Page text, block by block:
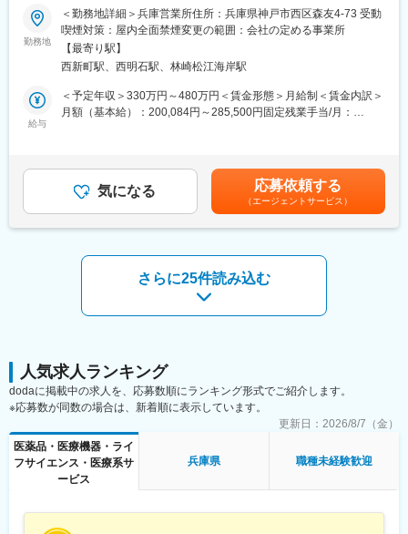
という方におすすめです。
■当社の強み：
豊富な商品ラインナップ、電動車いすについての専門的なメンテ
備・メンテナンスを社内で行っています。参入障壁が高いビジネ
スを展開しており、お客様から高い信頼を得ています。
いただき、先輩社員に同行し業務の進め方を習得した後、一人立
ちとなります。
※多くの方が業界未経験で入社し活躍しています。
・基本土日祝休みかつ、休日の呼び出しはないため、オンオフの
切り替えをしながら働けます。
・エリア職（転居を伴う転勤無）／準総合職（地域内転勤有）／
総合職（全国転勤有）の3つから選択できるため、腰を据えて働き
【この求人について】
・電動車いす等の販売・レンタルを行う商社でのアフターフォロ
ー担当
・業界未経験・職種未経験での入社も多数
・技術職でありながら、お客様に直接感謝されるポジション
■業務内容：
の業務です。
・組立
・機能、安全性に問題がないかの点検
※対応件数は1日3～5台程度です。
※使用中の日々のメンテナンス、点検はサービスエンジニアが行う
ため、自社内で業務が完結します。
・電動車いす・カートの構造などは入社後に習得可能です。
・工具を用いた経験がある方であれば、先輩社員が未経験から指
導しますのでご安心ください。
・自動車整備・バイク整備などの経験がある方はもちろん、DIY・
日曜大工などで手を動かしてものづくり・機械いじりをすること
が好きな方も活躍できます。
■当社の強み：
ナンス技術力です。当社では、外部に委託することなく全ての整
勤務地
＜勤務地詳細＞兵庫営業所住所：兵庫県神戸市西区森友4-73 受動
喫煙対策：屋内全面禁煙変更の範囲：会社の定める事業所
【最寄り駅】
西新町駅、西明石駅、林崎松江海岸駅
給与
＜予定年収＞330万円～480万円＜賃金形態＞月給制＜賃金内訳＞
月額（基本給）：200,084円～285,500円固定残業手当/月：
やスキルを考慮の上、当社規定により決定いたします。■昇給：年
1回■賞与：年2回賃金はあくまでも目安の金額であり、選考を通
じて上下する可能性があります。月給(月額)は固定手当を含めた表
記です。
気になる 応募依頼する
（エージェントサービス）
さらに25件読み込む
人気求人ランキング
dodaに掲載中の求人を、応募数順にランキング形式でご紹介します。
※応募数が同数の場合は、新着順に表示しています。
更新日： 2026/8/7（金）
医薬品・医療機器・ライ
フサイエンス・医療系サ
ービス
兵庫県 職種未経験歓迎